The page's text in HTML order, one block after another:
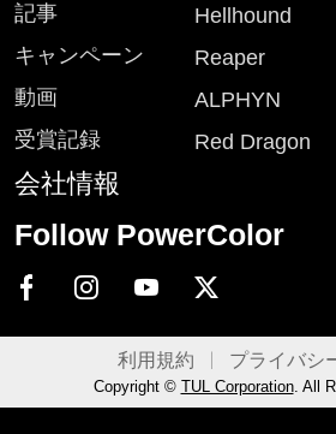
記事
キャンペーン
動画
受賞記録
Hellhound
Reaper
ALPHYN
Red Dragon
会社情報
Follow PowerColor
利用規約 プライバシ
Copyright © TUL Corporation. All